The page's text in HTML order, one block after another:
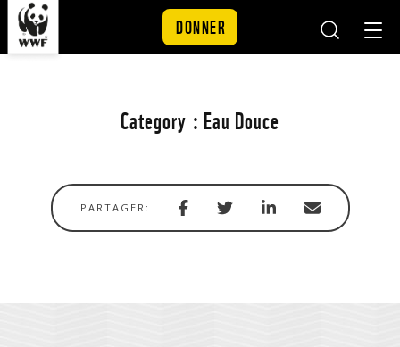
DONNER
Category : Eau Douce
PARTAGER:
Share
with
Share
via
Share
via
Share
in